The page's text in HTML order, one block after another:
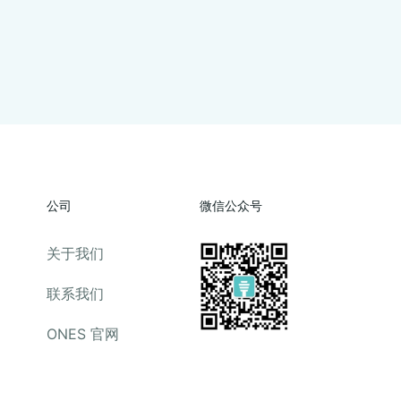
公司
关于我们
联系我们
ONES 官网
微信公众号